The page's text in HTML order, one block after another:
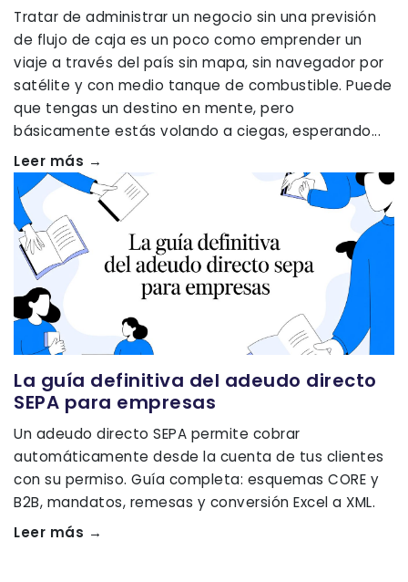
Tratar de administrar un negocio sin una previsión
de flujo de caja es un poco como emprender un
viaje a través del país sin mapa, sin navegador por
satélite y con medio tanque de combustible. Puede
que tengas un destino en mente, pero
básicamente estás volando a ciegas, esperando...
Leer más →
La guía definitiva del adeudo directo
SEPA para empresas
Un adeudo directo SEPA permite cobrar
automáticamente desde la cuenta de tus clientes
con su permiso. Guía completa: esquemas CORE y
B2B, mandatos, remesas y conversión Excel a XML.
Leer más →